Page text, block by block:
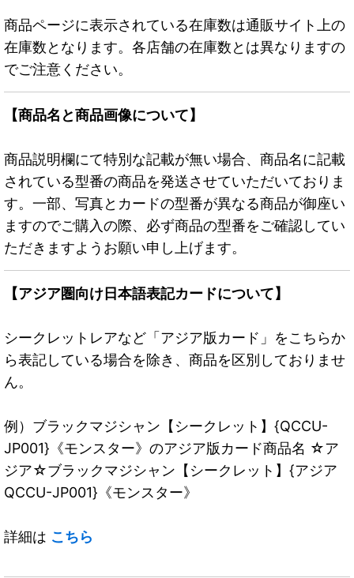
商品ページに表示されている在庫数は通販サイト上の
在庫数となります。各店舗の在庫数とは異なりますの
でご注意ください。
【商品名と商品画像について】
商品説明欄にて特別な記載が無い場合、商品名に記載
されている型番の商品を発送させていただいておりま
す。一部、写真とカードの型番が異なる商品が御座い
ますのでご購入の際、必ず商品の型番をご確認してい
ただきますようお願い申し上げます。
【アジア圏向け日本語表記カードについて】
シークレットレアなど「アジア版カード」をこちらか
ら表記している場合を除き、商品を区別しておりませ
ん。
例）ブラックマジシャン【シークレット】{QCCU-
JP001}《モンスター》のアジア版カード商品名 ☆ア
ジア☆ブラックマジシャン【シークレット】{アジア
QCCU-JP001}《モンスター》
詳細は こちら